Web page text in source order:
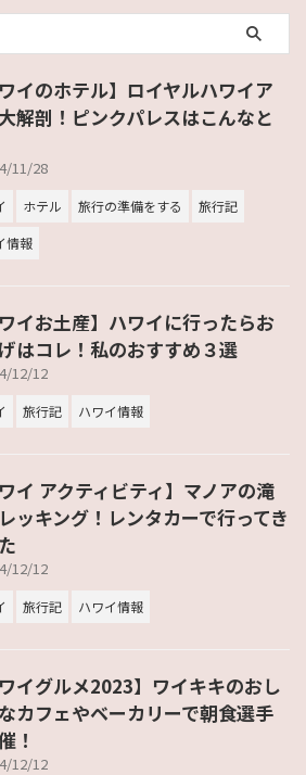
ワイのホテル】ロイヤルハワイア
解剖！ピンクパレスはこんなと
11/28
ホテル 旅行の準備をする
旅行記
情報
ワイお土産】ハワイに行ったらお
はコレ！私のおすすめ３選
12/12
旅行記 ハワイ情報
ワイ アクティビティ】マノアの滝
ッキング！レンタカーで行ってき
12/12
旅行記 ハワイ情報
ワイグルメ2023】ワイキキのおし
カフェやベーカリーで朝食選手
！
12/12